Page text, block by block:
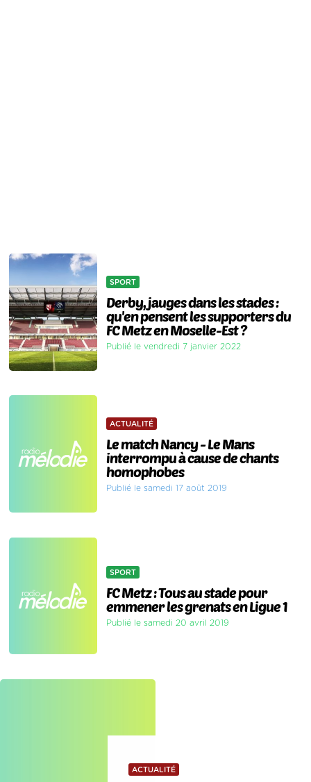
SPORT
Derby, jauges dans les stades :
qu'en pensent les supporters du
FC Metz en Moselle-Est ?
Publié le vendredi 7 janvier 2022
ACTUALITÉ
Le match Nancy - Le Mans
interrompu à cause de chants
homophobes
Publié le samedi 17 août 2019
SPORT
FC Metz : Tous au stade pour
emmener les grenats en Ligue 1
Publié le samedi 20 avril 2019
ACTUALITÉ